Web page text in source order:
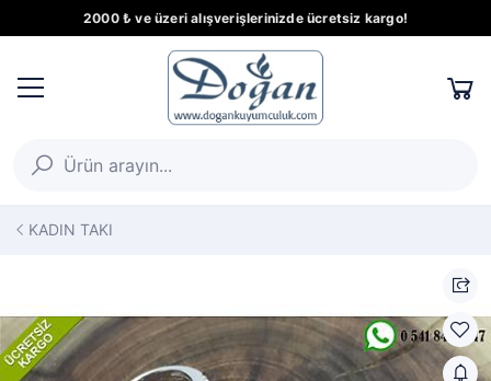
2000 ₺ ve üzeri alışverişlerinizde ücretsiz kargo!
KADIN TAKI